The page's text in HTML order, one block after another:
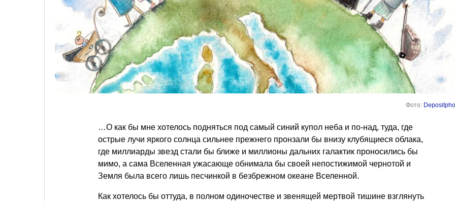
Фото:
…О как бы мне хотелось подняться под самый синий купол неба и по-над, туда, где
острые лучи яркого солнца сильнее прежнего пронзали бы внизу клубящиеся облака,
где миллиарды звезд стали бы ближе и миллионы дальних галактик проносились бы
мимо, а сама Вселенная ужасающе обнимала бы своей непостижимой чернотой и
Земля была всего лишь песчинкой в безбрежном океане Вселенной.
Как хотелось бы оттуда, в полном одиночестве и звенящей мертвой тишине взглянуть